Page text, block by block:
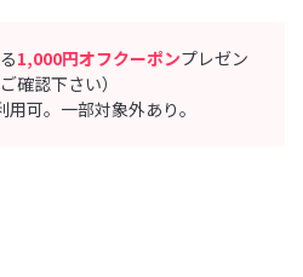
1,000円オフクーポンプレゼン
確認下さい）
可。一部対象外あり。